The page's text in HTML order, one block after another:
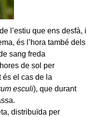
l’estiu que ens desfà, i
és l’hora també dels
sang freda
de sol per
és el cas de la
esculi), que durant
distribuïda per